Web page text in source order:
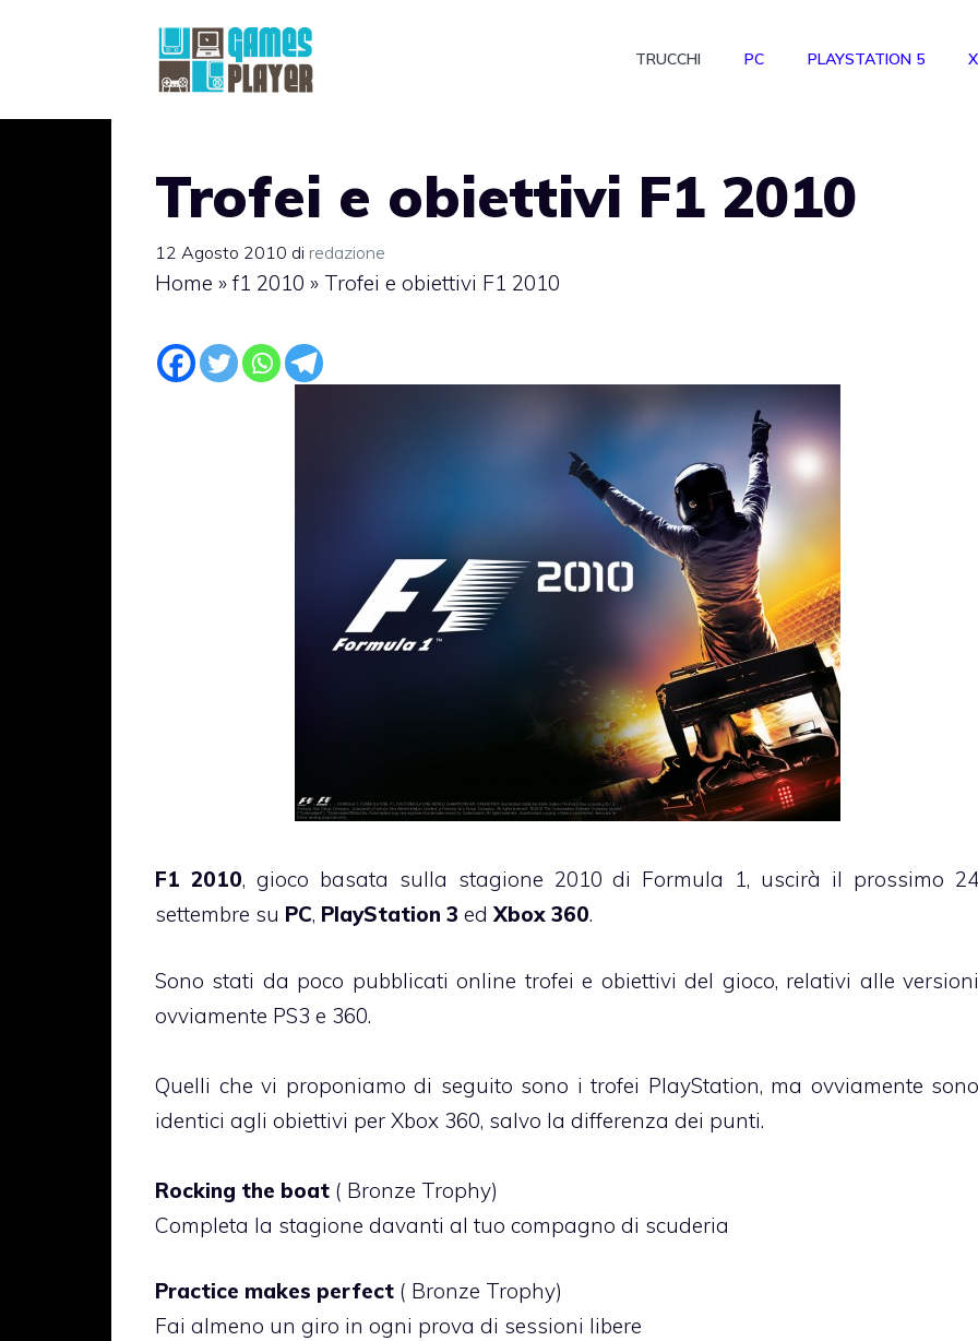
TRUCCHI PC PLAYSTATION 5
Trofei e obiettivi F1 2010
12 Agosto 2010 di redazione
Home » f1 2010 » Trofei e obiettivi F1 2010
F1 2010, gioco basata sulla stagione 2010 di Formula 1, uscirà il prossimo
settembre su PC, PlayStation 3 edXbox 360.
Sono stati da poco pubblicati online trofei e obiettivi del gioco, relativi alle versioni
ovviamente PS3 e 360.
Quelli che vi proponiamo di seguito sono i trofei PlayStation, ma ovviamente sono
identici agli obiettivi per Xbox 360, salvo la differenza dei punti.
Rocking the boat ( Bronze Trophy)
Completa la stagione davanti al tuo compagno di scuderia
Practice makes perfect ( Bronze Trophy)
Fai almeno un giro in ogni prova di sessioni libere